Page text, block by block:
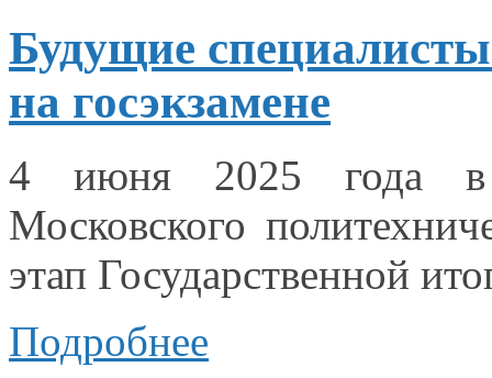
Будущие
на госэкзамене
4 июня 2025 года
Московского
этап Государственной
Подробнее